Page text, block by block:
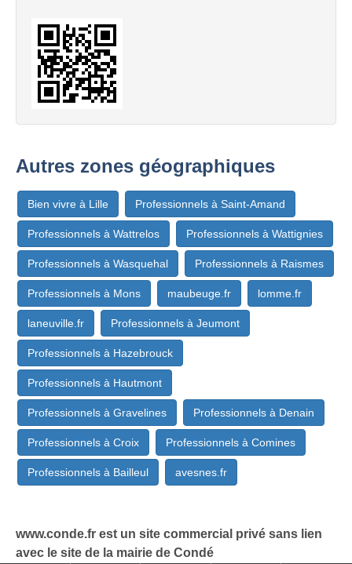
Autres zones géographiques
Bien vivre à Lille Professionnels à Saint-Amand
Professionnels à Wattrelos Professionnels à Wattignies
Professionnels à Wasquehal Professionnels à Raismes
Professionnels à Mons maubeuge.fr lomme.fr
laneuville.fr Professionnels à Jeumont
Professionnels à Hazebrouck
Professionnels à Hautmont
Professionnels à Gravelines Professionnels à Denain
Professionnels à Croix Professionnels à Comines
Professionnels à Bailleul avesnes.fr
www.conde.fr est un site commercial privé sans lien
avec le site de la mairie de Condé